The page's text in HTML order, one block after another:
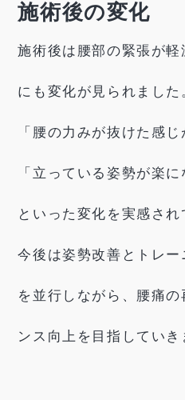
施術後の変化
施術後は腰部の緊張が
にも変化が見られました
「腰の力みが抜けた感じ
「立っている姿勢が楽に
といった変化を実感され
今後は姿勢改善とトレ
を並行しながら、腰痛
ンス向上を目指していき